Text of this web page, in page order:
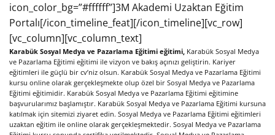
icon_color_bg=”#ffffff”]3M Akademi Uzaktan Eğitim
Portalı[/icon_timeline_feat][/icon_timeline][vc_row]
[vc_column][vc_column_text]
Karabük Sosyal Medya ve Pazarlama Eğitimi eğitimi, Karabük Sosyal Medya
ve Pazarlama Eğitimi eğitimi ile vizyon ve bakış açınızı geliştirin. Kariyer
eğitimleri ile güçlü bir cv’niz olsun. Karabük Sosyal Medya ve Pazarlama Eğitimi
kursu online olarak gerçekleşmekte olup özel bir Sosyal Medya ve Pazarlama
Eğitimi eğitimidir. Karabük Sosyal Medya ve Pazarlama Eğitimi eğitimine
başvurularımız başlamıştır. Karabük Sosyal Medya ve Pazarlama Eğitimi kursuna
katılmak için sitemizi ziyaret edin. Sosyal Medya ve Pazarlama Eğitimi eğitimleri
uzaktan eğitim ile online olarak gerçekleşmektedir. Sosyal Medya ve Pazarlama